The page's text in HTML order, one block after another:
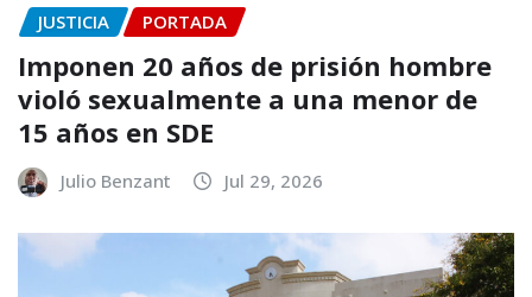
JUSTICIA PORTADA
Imponen 20 años de prisión hombre
violó sexualmente a una menor de
15 años en SDE
Julio Benzant Jul 29, 2026